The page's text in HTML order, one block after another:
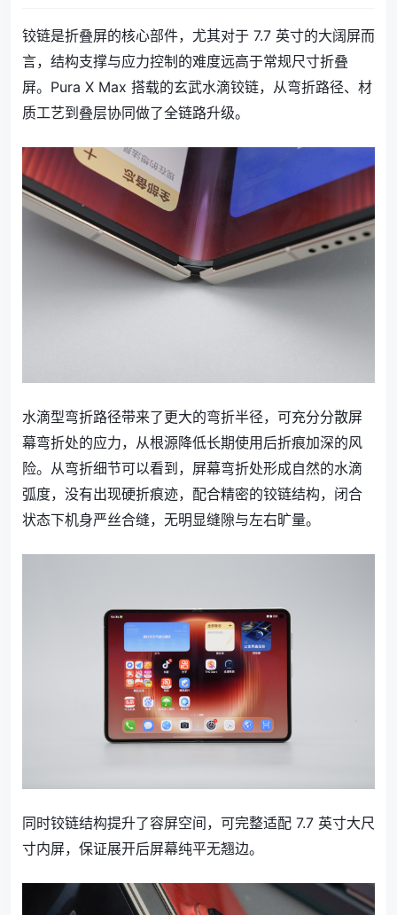
铰链是折叠屏的核心部件，尤其对于 7.7 英寸的大阔屏而
言，结构支撑与应力控制的难度远高于常规尺寸折叠
屏。Pura X Max 搭载的玄武水滴铰链，从弯折路径、材
质工艺到叠层协同做了全链路升级。
水滴型弯折路径带来了更大的弯折半径，可充分分散屏
幕弯折处的应力，从根源降低长期使用后折痕加深的风
险。从弯折细节可以看到，屏幕弯折处形成自然的水滴
弧度，没有出现硬折痕迹，配合精密的铰链结构，闭合
状态下机身严丝合缝，无明显缝隙与左右旷量。
同时铰链结构提升了容屏空间，可完整适配 7.7 英寸大尺
寸内屏，保证展开后屏幕纯平无翘边。